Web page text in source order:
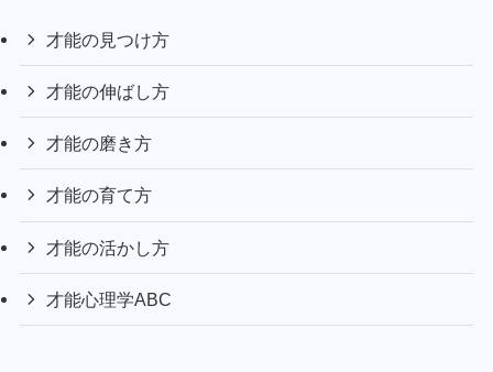
才能の見つけ方
才能の伸ばし方
才能の磨き方
才能の育て方
才能の活かし方
才能心理学ABC